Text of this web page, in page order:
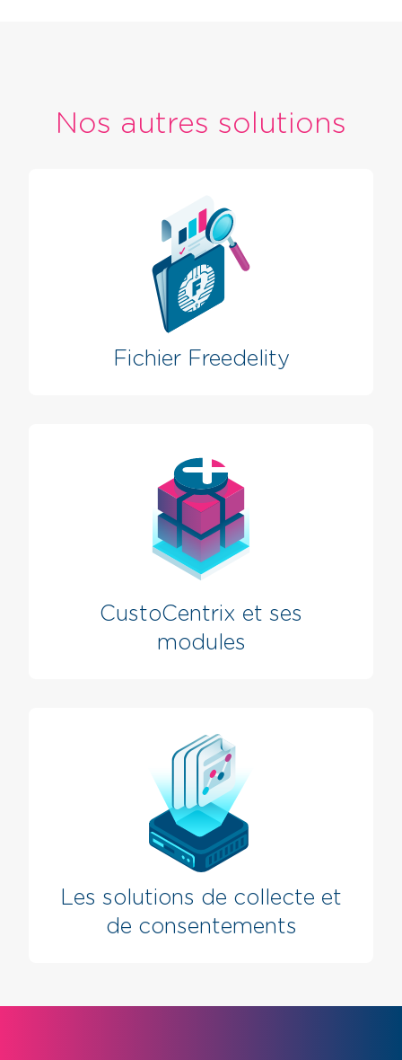
Nos autres solutions
Fichier Freedelity
CustoCentrix et ses
modules
Les solutions de collecte et
de consentements